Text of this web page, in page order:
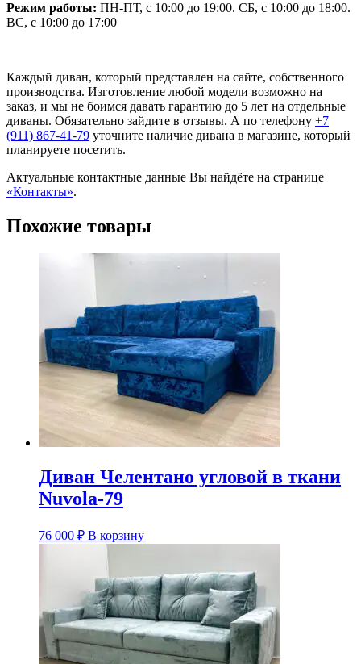
Режим работы: ПН-ПТ, с 10:00 до 19:00. СБ, с 10:00 до 18:00.
ВС, с 10:00 до 17:00
Каждый диван, который представлен на сайте, собственного
производства. Изготовление любой модели возможно на
заказ, и мы не боимся давать гарантию до 5 лет на отдельные
диваны. Обязательно зайдите в отзывы. А по телефону +7
(911) 867-41-79 уточните наличие дивана в магазине, который
планируете посетить.
Актуальные контактные данные Вы найдёте на странице
«Контакты».
Похожие товары
Диван Челентано угловой в ткани
Nuvola-79
76 000 ₽ В корзину